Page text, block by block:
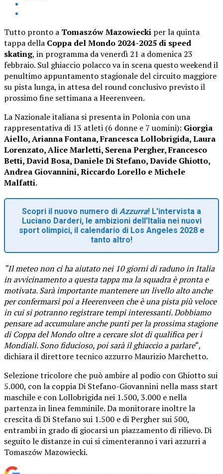
Tutto pronto a Tomaszów Mazowiecki per la quinta
tappa della Coppa del Mondo 2024-2025 di speed
skating, in programma da venerdì 21 a domenica 23
febbraio. Sul ghiaccio polacco va in scena questo weekend il
penultimo appuntamento stagionale del circuito maggiore
su pista lunga, in attesa del round conclusivo previsto il
prossimo fine settimana a Heerenveen.
La Nazionale italiana si presenta in Polonia con una
rappresentativa di 13 atleti (6 donne e 7 uomini): Giorgia
Aiello, Arianna Fontana, Francesca Lollobrigida, Laura
Lorenzato, Alice Marletti, Serena Pergher, Francesco
Betti, David Bosa, Daniele Di Stefano, Davide Ghiotto,
Andrea Giovannini, Riccardo Lorello e Michele
Malfatti.
Scopri il nuovo numero di Azzurra! L'intervista a
Luciano Darderi, le ambizioni dell'Italia nei nuovi
sport olimpici, il calendario di Los Angeles 2028 e
tanto altro!
“Il meteo non ci ha aiutato nei 10 giorni di raduno in Italia
in avvicinamento a questa tappa ma la squadra è pronta e
motivata. Sarà importante mantenere un livello alto anche
per confermarsi poi a Heerenveen che è una pista più veloce
in cui si potranno registrare tempi interessanti. Dobbiamo
pensare ad accumulare anche punti per la prossima stagione
di Coppa del Mondo oltre a cercare slot di qualifica per i
Mondiali. Sono fiducioso, poi sarà il ghiaccio a parlare“,
dichiara il direttore tecnico azzurro Maurizio Marchetto.
Selezione tricolore che può ambire al podio con Ghiotto sui
5.000, con la coppia Di Stefano-Giovannini nella mass start
maschile e con Lollobrigida nei 1.500, 3.000 e nella
partenza in linea femminile. Da monitorare inoltre la
crescita di Di Stefano sui 1.500 e di Pergher sui 500,
entrambi in grado di giocarsi un piazzamento di rilievo. Di
seguito le distanze in cui si cimenteranno i vari azzurri a
Tomaszów Mazowiecki.